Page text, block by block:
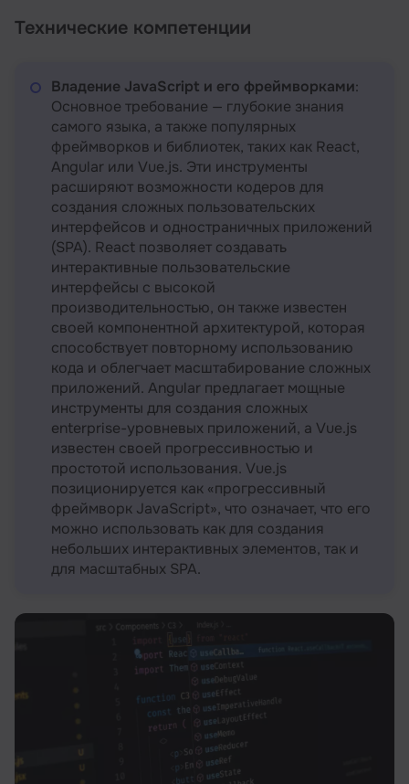
Технические компетенции
Владение JavaScript и его фреймворками:
Основное требование — глубокие знания
самого языка, а также популярных
фреймворков и библиотек, таких как React,
Angular или Vue.js. Эти инструменты
расширяют возможности кодеров для
создания сложных пользовательских
интерфейсов и одностраничных приложений
(SPA). React позволяет создавать
интерактивные пользовательские
интерфейсы с высокой
производительностью, он также известен
своей компонентной архитектурой, которая
способствует повторному использованию
кода и облегчает масштабирование сложных
приложений. Angular предлагает мощные
инструменты для создания сложных
enterprise-уровневых приложений, а Vue.js
известен своей прогрессивностью и
простотой использования. Vue.js
позиционируется как «прогрессивный
фреймворк JavaScript», что означает, что его
можно использовать как для создания
небольших интерактивных элементов, так и
для масштабных SPA.